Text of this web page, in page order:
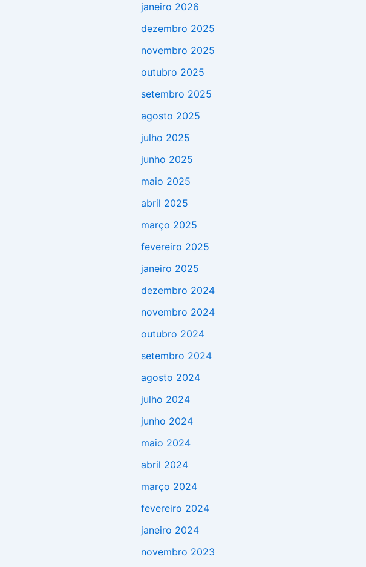
janeiro 2026
dezembro 2025
novembro 2025
outubro 2025
setembro 2025
agosto 2025
julho 2025
junho 2025
maio 2025
abril 2025
março 2025
fevereiro 2025
janeiro 2025
dezembro 2024
novembro 2024
outubro 2024
setembro 2024
agosto 2024
julho 2024
junho 2024
maio 2024
abril 2024
março 2024
fevereiro 2024
janeiro 2024
novembro 2023